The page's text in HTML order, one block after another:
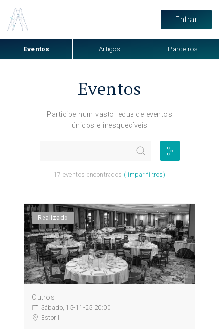
Entrar
Eventos Artigos Parceiros
Eventos
Participe num vasto leque de eventos
únicos e inesquecíveis
17 eventos encontrados (limpar filtros)
Realizado
Outros
Sábado, 15-11-25 20:00
Estoril